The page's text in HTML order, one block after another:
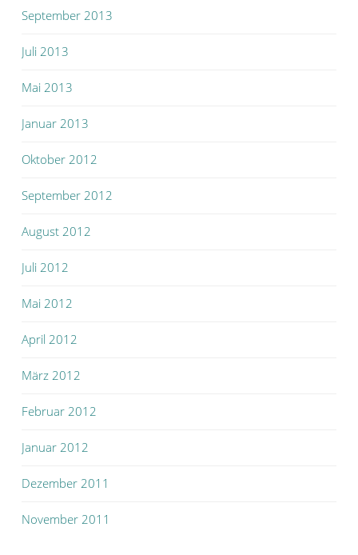
September 2013
Juli 2013
Mai 2013
Januar 2013
Oktober 2012
September 2012
August 2012
Juli 2012
Mai 2012
April 2012
März 2012
Februar 2012
Januar 2012
Dezember 2011
November 2011